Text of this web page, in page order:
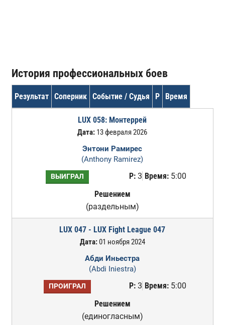
История профессиональных боев
Результат Соперник Событие / Судья Р Время
LUX 058: Монтеррей
Дата: 13 февраля 2026
Энтони Рамирес
(Anthony Ramirez)
ВЫИГРАЛ Р:3 Время:5:00
Решением
(раздельным)
LUX 047 - LUX Fight League 047
Дата:01 ноября 2024
Абди Иньестра
(Abdi Iniestra)
ПРОИГРАЛ Р:3 Время:5:00
Решением
(единогласным)